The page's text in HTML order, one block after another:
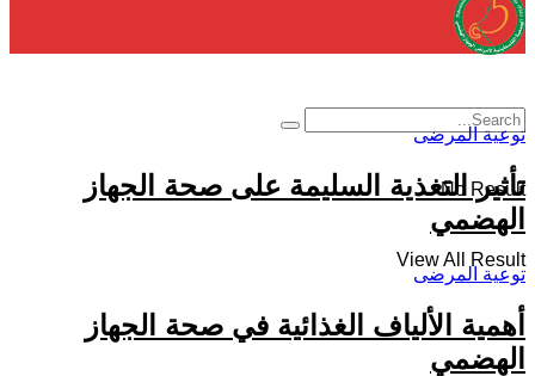
No Result
View All Result
توعية المرضى
تأثير التغذية السليمة على صحة الجهاز
الهضمي
توعية المرضى
أهمية الألياف الغذائية في صحة الجهاز
الهضمي